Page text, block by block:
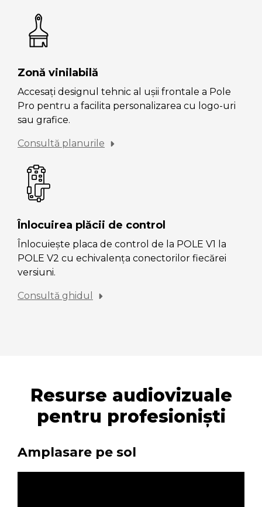
Zonă vinilabilă
Accesați designul tehnic al ușii frontale a Pole
Pro pentru a facilita personalizarea cu logo-uri
sau grafice.
Consultă planurile
Înlocuirea plăcii de control
Înlocuiește placa de control de la POLE V1 la
POLE V2 cu echivalența conectorilor fiecărei
versiuni.
Consultă ghidul
Resurse audiovizuale
pentru profesioniști
Amplasare pe sol